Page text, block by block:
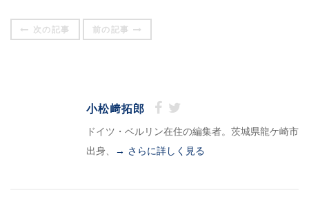
次の記事 前の記事
小松﨑拓郎
ドイツ・ベルリン在住の編集者。茨城県龍ケ崎市
出身、
→ さらに詳しく見る